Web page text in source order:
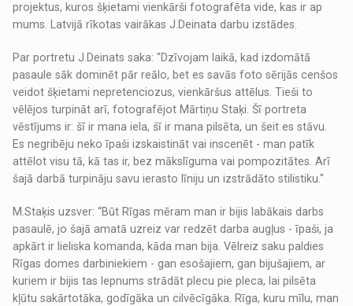
projektus, kuros šķietami vienkārši fotografēta vide, kas ir ap
mums. Latvijā rīkotas vairākas J.Deinata darbu izstādes.
Par portretu J.Deinats saka: "Dzīvojam laikā, kad izdomātā
pasaule sāk dominēt pār reālo, bet es savās foto sērijās cenšos
veidot šķietami nepretenciozus, vienkāršus attēlus. Tieši to
vēlējos turpināt arī, fotografējot Mārtiņu Staķi. Šī portreta
vēstījums ir: šī ir mana iela, šī ir mana pilsēta, un šeit es stāvu.
Es negribēju neko īpaši izskaistināt vai inscenēt - man patīk
attēlot visu tā, kā tas ir, bez mākslīguma vai pompozitātes. Arī
šajā darbā turpināju savu ierasto līniju un izstrādāto stilistiku."
M.Staķis uzsver: “Būt Rīgas mēram man ir bijis labākais darbs
pasaulē, jo šajā amatā uzreiz var redzēt darba augļus - īpaši, ja
apkārt ir lieliska komanda, kāda man bija. Vēlreiz saku paldies
Rīgas domes darbiniekiem - gan esošajiem, gan bijušajiem, ar
kuriem ir bijis tas lepnums strādāt plecu pie pleca, lai pilsēta
kļūtu sakārtotāka, godīgāka un cilvēcīgāka. Rīga, kuru mīlu, man